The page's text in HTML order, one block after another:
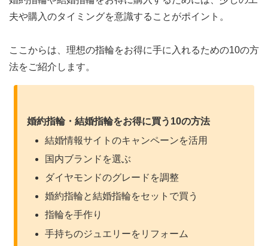
夫や購入のタイミングを意識することがポイント。
ここからは、理想の指輪をお得に手に入れるための10の方
法をご紹介します。
婚約指輪・結婚指輪をお得に買う10の方法
結婚情報サイトのキャンペーンを活用
国内ブランドを選ぶ
ダイヤモンドのグレードを調整
婚約指輪と結婚指輪をセットで買う
指輪を手作り
手持ちのジュエリーをリフォーム